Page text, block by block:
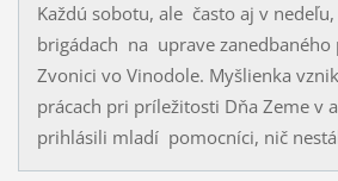
Každú sobotu, ale často aj v
brigádach na uprave zanedbaného
Zvonici vo Vinodole. Myšlienka
prácach pri príležitosti Dňa Zeme v
prihlásili mladí pomocníci, nič